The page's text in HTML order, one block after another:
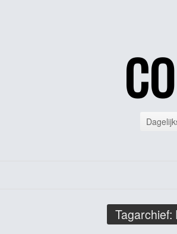
Tagarchief: